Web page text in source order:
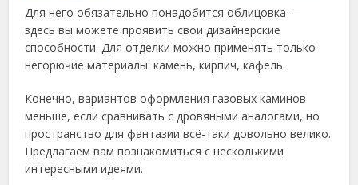
Для него обязательно понадобится облицовка —
здесь вы можете проявить свои дизайнерские
способности. Для отделки можно применять только
негорючие материалы: камень, кирпич, кафель.
Конечно, вариантов оформления газовых каминов
меньше, если сравнивать с дровяными аналогами, но
пространство для фантазии всё-таки довольно велико.
Предлагаем вам познакомиться с несколькими
интересными идеями.